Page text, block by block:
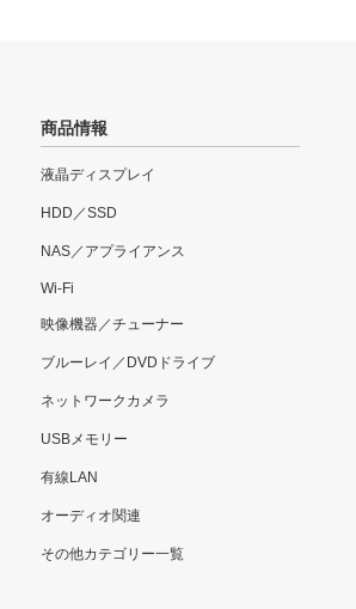
商品情報
液晶ディスプレイ
HDD／SSD
NAS／アプライアンス
Wi-Fi
映像機器／チューナー
ブルーレイ／DVDドライブ
ネットワークカメラ
USBメモリー
有線LAN
オーディオ関連
その他カテゴリー一覧